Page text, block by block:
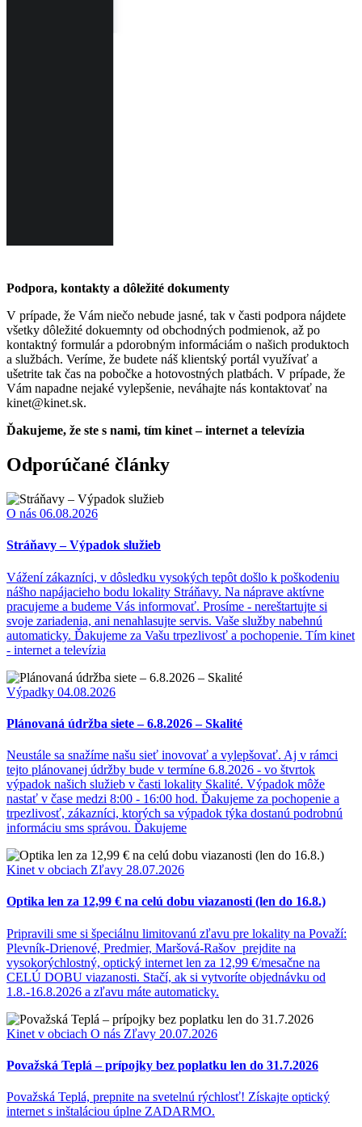
Podpora, kontakty a dôležité dokumenty
V prípade, že Vám niečo nebude jasné, tak v časti podpora nájdete
všetky dôležité dokuemnty od obchodných podmienok, až po
kontaktný formulár a pdorobným informáciám o našich produktoch
a službách. Veríme, že budete náš klientský portál využívať a
ušetrite tak čas na pobočke a hotovostných platbách. V prípade, že
Vám napadne nejaké vylepšenie, neváhajte nás kontaktovať na
kinet@kinet.sk.
Ďakujeme, že ste s nami, tím kinet – internet a televízia
Odporúčané články
O nás 06.08.2026
Stráňavy – Výpadok služieb
Vážení zákazníci, v dôsledku vysokých tepôt došlo k poškodeniu
nášho napájacieho bodu lokality Stráňavy. Na náprave aktívne
pracujeme a budeme Vás informovať. Prosíme - nereštartujte si
svoje zariadenia, ani nenahlasujte servis. Vaše služby nabehnú
automaticky. Ďakujeme za Vašu trpezlivosť a pochopenie. Tím kinet
- internet a televízia
Výpadky 04.08.2026
Plánovaná údržba siete – 6.8.2026 – Skalité
Neustále sa snažíme našu sieť inovovať a vylepšovať. Aj v rámci
tejto plánovanej údržby bude v termíne 6.8.2026 - vo štvrtok
výpadok našich služieb v časti lokality Skalité. Výpadok môže
nastať v čase medzi 8:00 - 16:00 hod. Ďakujeme za pochopenie a
trpezlivosť, zákazníci, ktorých sa výpadok týka dostanú podrobnú
informáciu sms správou. Ďakujeme
Kinet v obciach Zľavy 28.07.2026
Optika len za 12,99 € na celú dobu viazanosti (len do 16.8.)
Pripravili sme si špeciálnu limitovanú zľavu pre lokality na Považí:
Plevník-Drienové, Predmier, Maršová-Rašov prejdite na
vysokorýchlostný, optický internet len za 12,99 €/mesačne na
CELÚ DOBU viazanosti. Stačí, ak si vytvoríte objednávku od
1.8.-16.8.2026 a zľavu máte automaticky.
Kinet v obciach O nás Zľavy 20.07.2026
Považská Teplá – prípojky bez poplatku len do 31.7.2026
Považská Teplá, prepnite na svetelnú rýchlosť! Získajte optický
internet s inštaláciou úplne ZADARMO.